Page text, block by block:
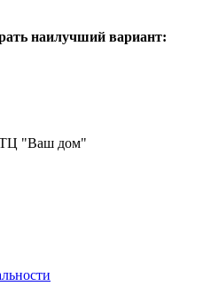
наилучший вариант:
ТЦ "Ваш дом"